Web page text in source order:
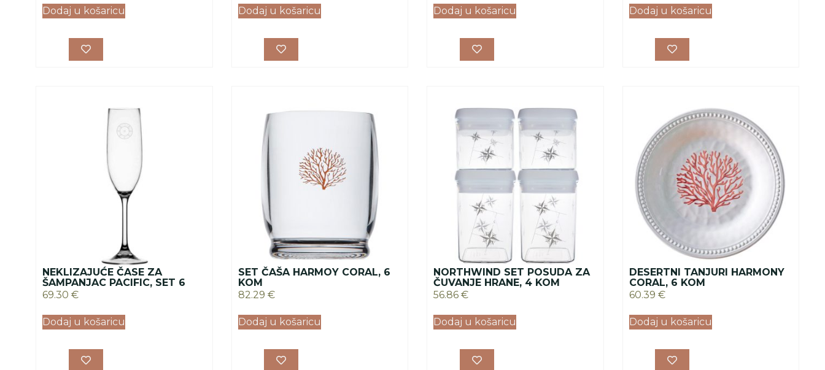
Dodaj u košaricu Dodaj u košaricu Dodaj u košaricu Dodaj u košaricu
NEKLIZAJUĆE ČASE ZA
ŠAMPANJAC PACIFIC, SET 6
69.30 €
Dodaj u košaricu
SET ČAŠA HARMOY CORAL, 6
KOM
82.29 €
Dodaj u košaricu
NORTHWIND SET POSUDA ZA
ČUVANJE HRANE, 4 KOM
56.86 €
Dodaj u košaricu
DESERTNI TANJURI HARMONY
CORAL, 6 KOM
60.39 €
Dodaj u košaricu